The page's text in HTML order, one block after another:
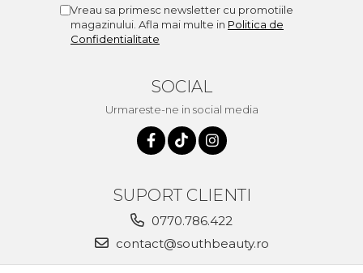
Vreau sa primesc newsletter cu promotiile
magazinului. Afla mai multe in Politica de
Confidentialitate
SOCIAL
Urmareste-ne in social media
SUPORT CLIENTI
0770.786.422
contact@southbeauty.ro